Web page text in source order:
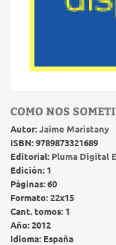
COMO NOS
Autor:Jaime Maristany
ISBN:9789873321689
Editorial: Pluma Digital
Edición: 1
Páginas:60
Formato:22x15
Cant. tomos: 1
Año:2012
Idioma: España